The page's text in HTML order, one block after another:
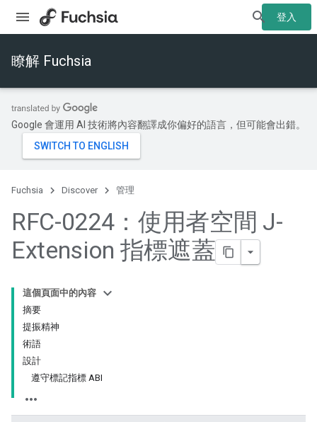
登入
瞭解 Fuchsia
Google 會運用 AI 技術將內容翻譯成你偏好的語言，但可能會出錯。
Fuchsia Discover 管理
RFC-0224：使用者空間 J-
Extension 指標遮蓋
這個頁面中的內容
摘要
提振精神
術語
設計
遵守標記指標 ABI